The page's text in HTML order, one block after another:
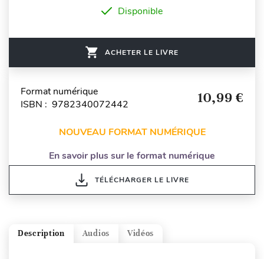
Disponible
ACHETER LE LIVRE
Format numérique
ISBN : 9782340072442
10,99 €
NOUVEAU FORMAT NUMÉRIQUE
En savoir plus sur le format numérique
TÉLÉCHARGER LE LIVRE
Vidéos
Audios
Description